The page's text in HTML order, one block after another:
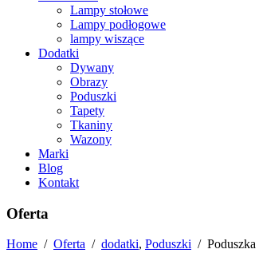
Lampy stołowe
Lampy podłogowe
lampy wiszące
Dodatki
Dywany
Obrazy
Poduszki
Tapety
Tkaniny
Wazony
Marki
Blog
Kontakt
Oferta
Home / Oferta / dodatki, Poduszki /